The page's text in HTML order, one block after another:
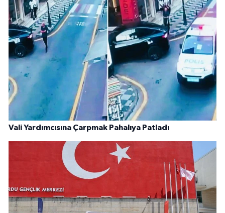
Vali Yardımcısına Çarpmak Pahalıya Patladı